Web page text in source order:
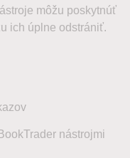
môžu poskytnúť
ich úplne odstrániť.
nástrojmi